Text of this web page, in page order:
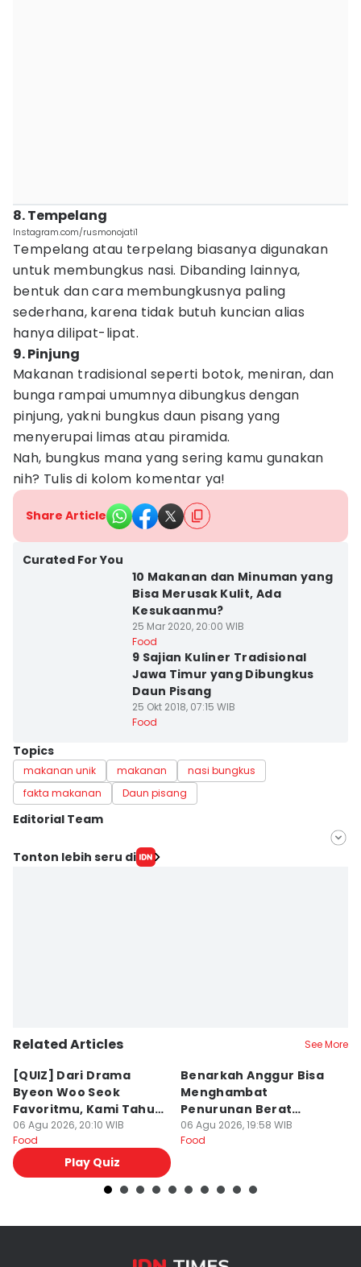
8. Tempelang
Instagram.com/rusmonojati1
Tempelang atau terpelang biasanya digunakan
untuk membungkus nasi. Dibanding lainnya,
bentuk dan cara membungkusnya paling
sederhana, karena tidak butuh kuncian alias
hanya dilipat-lipat.
9. Pinjung
Makanan tradisional seperti botok, meniran, dan
bunga rampai umumnya dibungkus dengan
pinjung, yakni bungkus daun pisang yang
menyerupai limas atau piramida.
Nah, bungkus mana yang sering kamu gunakan
nih? Tulis di kolom komentar ya!
Share Article
Curated For You
10 Makanan dan Minuman yang
Bisa Merusak Kulit, Ada
Kesukaanmu?
25 Mar 2020, 20:00 WIB
Food
9 Sajian Kuliner Tradisional
Jawa Timur yang Dibungkus
Daun Pisang
25 Okt 2018, 07:15 WIB
Food
Topics
makanan unik makanan
nasi bungkus
fakta makanan
Daun pisang
Editorial Team
Editor
Tonton lebih seru di
Related Articles See More
[QUIZ] Dari Drama
Byeon Woo Seok
Favoritmu, Kami Tahu
Makanan yang Cocok
untukmu
06 Agu 2026, 20:10 WIB
Food
Play Quiz
Benarkah Anggur Bisa
Menghambat
Penurunan Berat
Badan?
06 Agu 2026, 19:58 WIB
Food